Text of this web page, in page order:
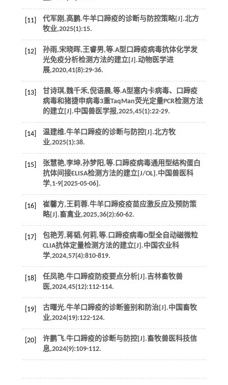
[11] 代军刚,高鹏.牛羊口蹄疫的诊断与防控策略[J].北方
牧业,2025(1):15.
[12] 孙雨,宋晓晖,王睿男,等.A型口蹄疫病毒抗体化学发
光免疫分析检测方法的建立[J].动物医学进
展,2020,41(8):29-36.
[13] 甘诗琪,魏千禾,倪语晨,等.A型塞内卡病毒、口蹄疫
病毒和猪捷申病毒3重TaqMan荧光定量PCR检测方法
的建立[J].中国兽医学报,2025,45(1):22-29.
[14] 温建维.牛羊口蹄疫的诊断与防控[J].北方牧
业,2025(1):38.
[15] 张慧艳,李坤,孙梦阳,等.口蹄疫病毒通用型结构蛋白
抗体间接ELISA检测方法的建立[J/OL].中国兽医科
学,1-9[2025-05-06].
[16]
崔馨方,王莉蓉.牛羊口蹄疫疫苗应激反应及预防策
略[J].畜禽业,2025,36(2):60-62.
[17] 包艳芳,蒋韬,何莉,等.口蹄疫病毒O型全自动磁微粒
CLIA抗体定量检测方法的建立[J].中国农业科
学,2024,57(4):810-819.
[18] 任凤艳.牛口蹄疫防疫要点分析[J].吉林畜牧兽
医,2024,45(12):112-114.
[19] 古曙光.牛羊口蹄疫的诊断鉴别和防治[J].中国畜牧
业,2024(19):122-124.
[20] 许鹏飞.牛口蹄疫的诊断与防控[J].畜牧兽医科技信
息,2024(9):109-112.